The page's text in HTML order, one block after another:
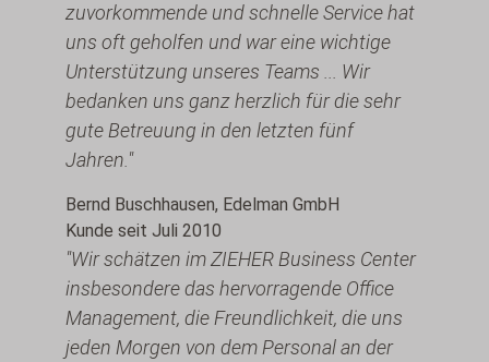
zuvorkommende und schnelle Service hat
uns oft geholfen und war eine wichtige
Unterstützung unseres Teams ... Wir
bedanken uns ganz herzlich für die sehr
gute Betreuung in den letzten fünf
Jahren."
Bernd Buschhausen, Edelman GmbH
Kunde seit Juli 2010
"Wir schätzen im ZIEHER Business Center
insbesondere das hervorragende Office
Management, die Freundlichkeit, die uns
jeden Morgen von dem Personal an der